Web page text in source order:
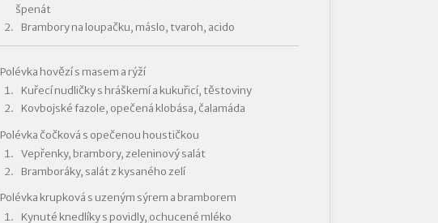
špenát
Brambory na loupačku, máslo, tvaroh, acido
Polévka hovězí s masem a rýží
Kuřecí nudličky s hráškemí a kukuřicí, těstoviny
Kovbojské fazole, opečená klobása, čalamáda
Polévka čočková s opečenou houstičkou
Vepřenky, brambory, zeleninový salát
Bramboráky, salát z kysaného zelí
Polévka krupková s uzeným sýrem a bramborem
Kynuté knedlíky s povidly, ochucené mléko